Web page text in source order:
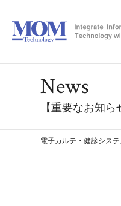
News
【重要なお知
電子カルテ・健診シス